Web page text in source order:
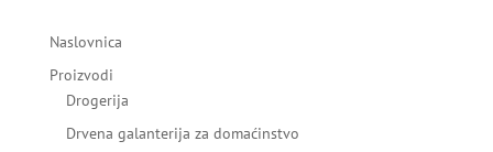
Naslovnica
Proizvodi
Drogerija
Drvena galanterija za domaćinstvo